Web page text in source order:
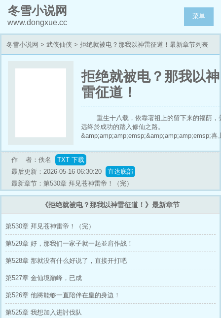
冬雪小说网
www.dongxue.cc
菜单
冬雪小说网 > 武侠仙侠 > 拒绝就被电？那我以神雷征道！最新章节列表
拒绝就被电？那我以神
雷征道！
重生十八载，依靠著祖上的留下来的福荫，
远终於成功的踏入修仙之路。
&amp;amp;amp;emsp;&amp;amp;amp;emsp;喜
统。
但是……。
&amp;amp;amp;emsp;&amp;amp;amp;emsp;「
么？二师姐会因为未来出现的小师弟，疯狂折磨
我，让我生不如死？」&amp;amp;amp;emsp;
作 者：佚名
TXT 下载
最后更新：2026-05-16 06:30:20
直达底部
最新章节：第530章 拜见苍神雷帝！（完）
《拒绝就被电？那我以神雷征道！》最新章节
第530章 拜见苍神雷帝！（完）
第529章 好，那我们一家子就一起並肩作战！
第528章 那就没有什么好说了，直接开打吧
第527章 金仙境巔峰，已成
第526章 他將能够一直陪伴在皇的身边！
第525章 我想加入进討伐队